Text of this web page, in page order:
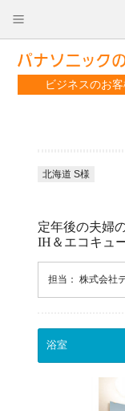
ビジネスのお
北海道 S様
定年後の夫婦
IH＆エコキュ
担当： 株式会社